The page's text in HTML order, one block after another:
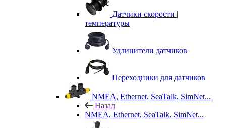
Датчики скорости |
температуры
Удлинители датчиков
Переходники для датчиков
NMEA, Ethernet, SeaTalk, SimNet...
Назад
NMEA, Ethernet, SeaTalk, SimNet...